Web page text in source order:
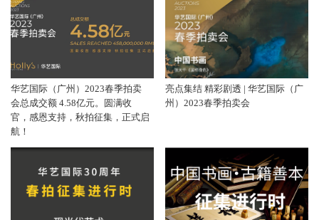
华艺国际（广州）2023春季拍卖
会总成交额 4.58亿元。圆满收
官，感恩支持，秋拍征集，正式启
航！
亮点集结 精彩剧透 | 华艺国际（广
州）2023春季拍卖会